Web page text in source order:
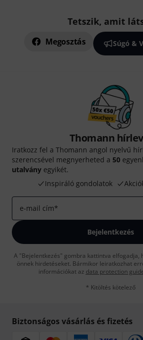
Tetszik, amit
Megosztás Súgó &
Thomann
Iratkozz fel a Thomann angol nyelvű
szerencsével megnyerheted a 50
utalvány egyikét.
Inspiráló gondolatok
e-mail cím*
Bejelentkezés
A "Bejelentkezés" gombra kattintva elfogadja,
önnek hirdetéseket. Bármikor leiratkozhat
információkat az data protection
* Kitöltés kötelező
Biztonságos vásárlás és fizetés